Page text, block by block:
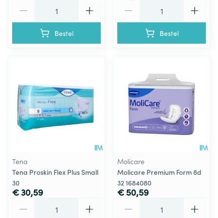
Bestel Bestel
Tena
Tena Proskin Flex Plus Small
30
€ 30,59
Molicare
Molicare Premium Form 8d
32 1684080
€ 50,59